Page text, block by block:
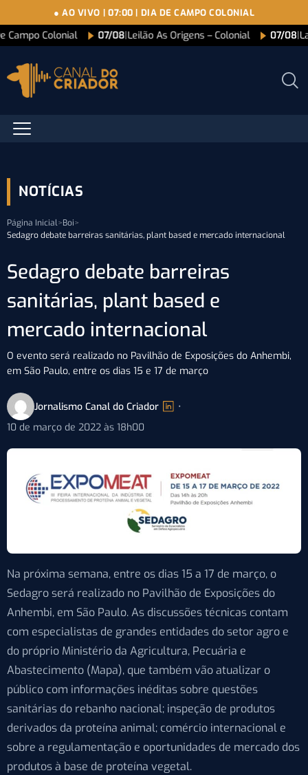
● AO VIVO | 07:00 | DIA DE CAMPO COLONIAL
Campo Colonial 07/08|Leilão As Origens – Colonial 07/08|
NOTÍCIAS
Página Inicial>Boi>
Sedagro debate barreiras sanitárias, plant based e mercado internacional
Sedagro debate barreiras
sanitárias, plant based e
mercado internacional
O evento será realizado no Pavilhão de Exposições do Anhembi,
em São Paulo, entre os dias 15 e 17 de março
Jornalismo Canal do Criador
•
10 de março de 2022 às 18h00
Na próxima semana, entre os dias 15 a 17 de março, o
Sedagro será realizado no Pavilhão de Exposições do
Anhembi, em São Paulo. As discussões técnicas contam
com especialistas de grandes entidades do setor agro e
do próprio Ministério da Agricultura, Pecuária e
Abastecimento (Mapa), que também vão atualizar o
público com informações inéditas sobre questões
sanitárias do rebanho nacional; inspeção de produtos
derivados da proteína animal; comércio internacional e
sobre a regulamentação e oportunidades de mercado dos
produtos à base de proteína vegetal.